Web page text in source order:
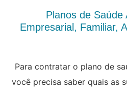
Planos de Saúde
Empresarial, Familiar,
Para contratar o plano de
você precisa saber quais as